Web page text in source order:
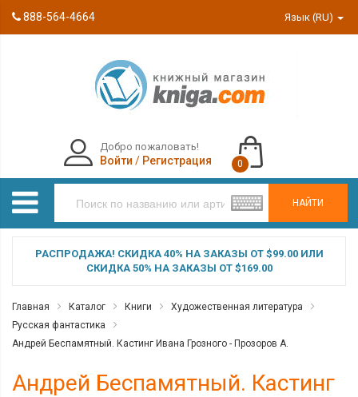
888-564-4664 Язык (RU)
НАЙТИ
Добро пожаловать!
Войти / Регистрация 0
РАСПРОДАЖА! СКИДКА 40% НА ЗАКАЗЫ ОТ $99.00 ИЛИ
СКИДКА 50% НА ЗАКАЗЫ ОТ $169.00
Главная Каталог Книги
Художественная литература
Русская фантастика
Андрей Беспамятный. Кастинг Ивана Грозного - Прозоров А.
Андрей Беспамятный. Кастинг